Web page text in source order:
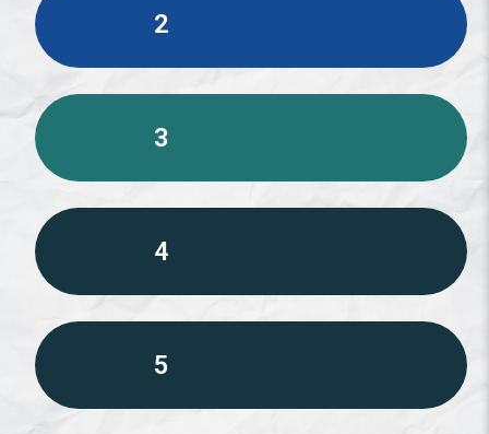
2
3
4
5